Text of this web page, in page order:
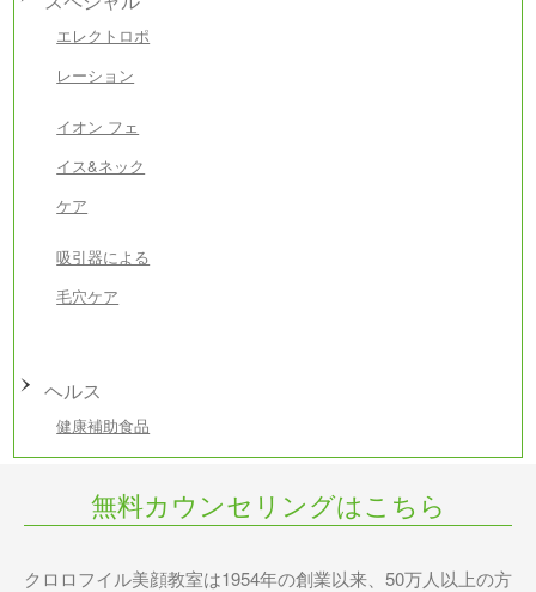
エレクトロポ
レーション
イオン フェ
イス&ネック
ケア
吸引器による
毛穴ケア
ヘルス
健康補助食品
無料カウンセリングはこちら
クロロフイル美顔教室は1954年の創業以来、50万人以上の方